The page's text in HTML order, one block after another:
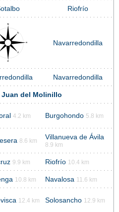
Riofrío
Navarredondilla
Navarredondilla
del Molinillo
4.2 km Burgohondo 5.8 km
8.6 km Villanueva de Ávila
8.9 km
9.9 km Riofrío 10.4 km
10.8 km Navalosa 11.6 km
12.4 km Solosancho 12.9 km